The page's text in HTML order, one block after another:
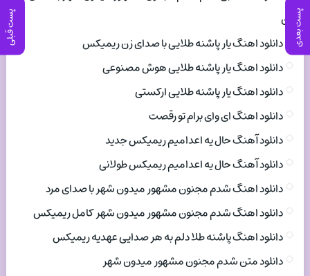
پست بعدی پست قبلی
زن
دانلود اهنگ یار پاشنه طلایی با صدای زن ریمیکس
دانلود اهنگ یار پاشنه طلایی هوش مصنوعی
دانلود اهنگ یار پاشنه طلایی ارکستی
دانلود اهنگ ای وای برام تو رقصت
دانلود آهنگ حال یه اعدامیم ریمیکس جدید
دانلود آهنگ حال یه اعدامیم ریمیکس طولانی
دانلود اهنگ شدم مجنون مشهور میدون شهر با صدای مرد
دانلود اهنگ شدم مجنون مشهور میدون شهر کامل ریمیکس
دانلود اهنگ پاشنه طلا دلم به هر صدایی عهدیه ریمیکس
دانلود متن شدم مجنون مشهور میدون شهر